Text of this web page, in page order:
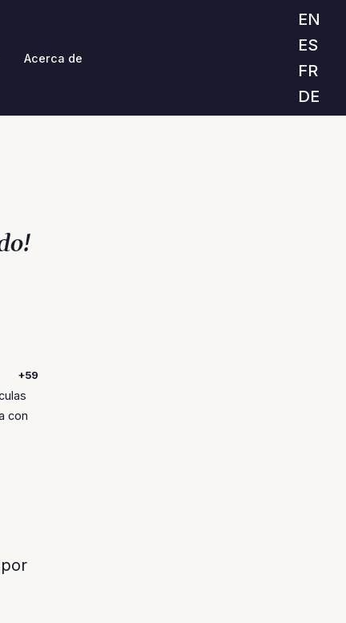
Acerca de
EN
ES
FR
DE
+59
con